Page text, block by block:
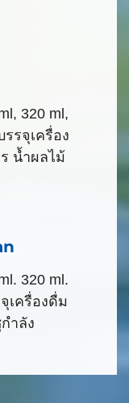
320 ml,
รจุเครื่อง
น้ำผลไม้
320 ml.
เครื่องดื่ม
ำลัง